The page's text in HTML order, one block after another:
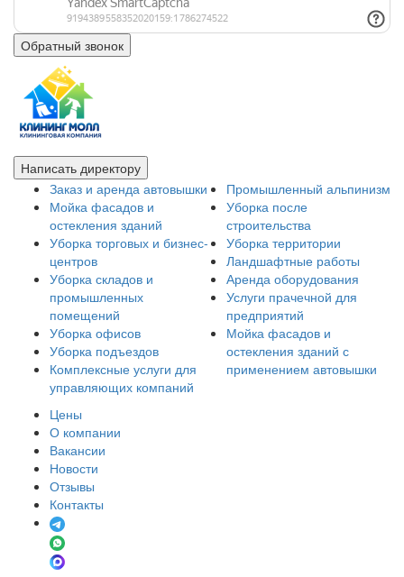
Обратный звонок
Написать директору
Заказ и аренда автовышки
Мойка фасадов и
остекления зданий
Уборка торговых и бизнес-
центров
Уборка складов и
промышленных
помещений
Уборка офисов
Уборка подъездов
Комплексные услуги для
управляющих компаний
Промышленный альпинизм
Уборка после
строительства
Уборка территории
Ландшафтные работы
Аренда оборудования
Услуги прачечной для
предприятий
Мойка фасадов и
остекления зданий с
применением автовышки
Цены
О компании
Вакансии
Новости
Отзывы
Контакты